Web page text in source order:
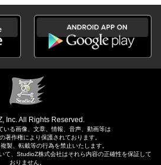
Inc. All Rights Reserved.
いる画像、文章、情報、音声、動画等は
の著作権により保護されております。
製、転載等の行為を禁止いたします。
て、StudioZ株式会社はそれら内容の正確性を保証して
おりません。